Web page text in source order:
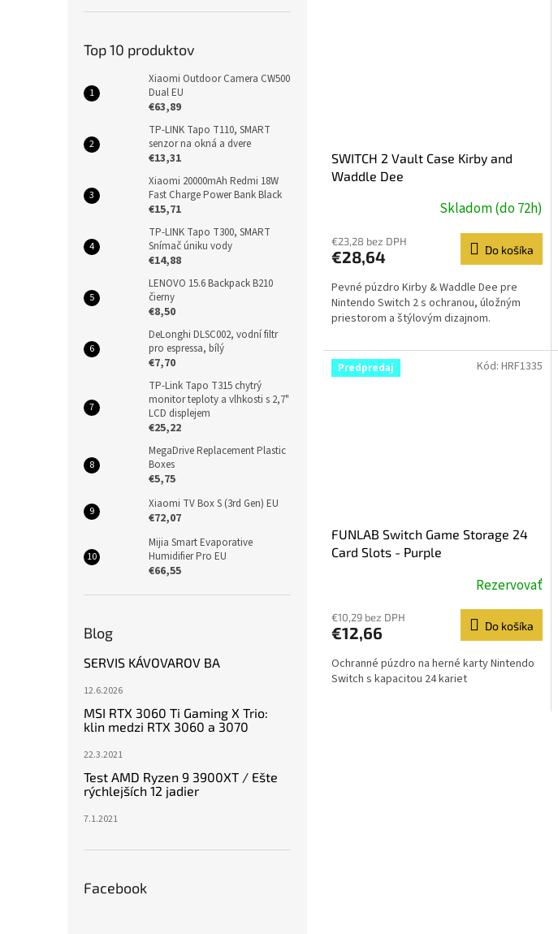
Top 10 produktov
Xiaomi Outdoor Camera CW500
Dual EU
€63,89
TP-LINK Tapo T110, SMART
senzor na okná a dvere
€13,31
Xiaomi 20000mAh Redmi 18W
Fast Charge Power Bank Black
€15,71
TP-LINK Tapo T300, SMART
Snímač úniku vody
€14,88
LENOVO 15.6 Backpack B210
čierny
€8,50
DeLonghi DLSC002, vodní filtr
pro espressa, bílý
€7,70
TP-Link Tapo T315 chytrý
monitor teploty a vlhkosti s 2,7"
LCD displejem
€25,22
MegaDrive Replacement Plastic
Boxes
€5,75
Xiaomi TV Box S (3rd Gen) EU
€72,07
Mijia Smart Evaporative
Humidifier Pro EU
€66,55
Blog
SERVIS KÁVOVAROV BA
12.6.2026
MSI RTX 3060 Ti Gaming X Trio:
klin medzi RTX 3060 a 3070
22.3.2021
Test AMD Ryzen 9 3900XT / Ešte
rýchlejších 12 jadier
7.1.2021
Facebook
SWITCH 2 Vault Case Kirby and
Waddle Dee
Skladom (do 72h)
€23,28 bez DPH
€28,64 Do košíka
Pevné púzdro Kirby & Waddle Dee pre
Nintendo Switch 2 s ochranou, úložným
priestorom a štýlovým dizajnom.
Predpredaj
FUNLAB Switch Game Storage 24
Card Slots - Purple
Rezervovať
€10,29 bez DPH
€12,66 Do košíka
Ochranné púzdro na herné karty Nintendo
Switch s kapacitou 24 kariet
Kód: HRF1335